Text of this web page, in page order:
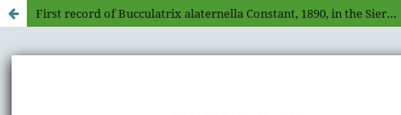
First record of Bucculatrix alaternella Constant, 1890, in the Sierra de Aracena and Picos de Aroche Natural Park and in Huelva province (Spain). Notes on its biology and the description of the female genitalia (Lepidoptera: Bucculatricidae)